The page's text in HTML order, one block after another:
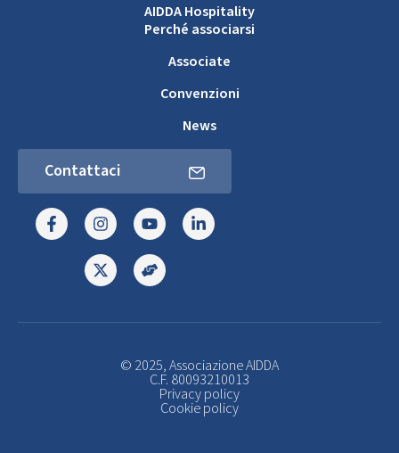
AIDDA Hospitality
Perché associarsi
Associate
Convenzioni
News
Contattaci
© 2025, Associazione AIDDA
C.F. 80093210013
Privacy policy
Cookie policy